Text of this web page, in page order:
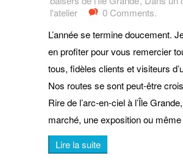
l'atelier
0 Comments.
L’année se termine doucement.
en profiter pour vous remercier
tous, fidèles clients et visiteurs
Nos routes se sont peut-être
Rire de l’arc-en-ciel à l’Île
marché, une exposition ou
Lire la suite